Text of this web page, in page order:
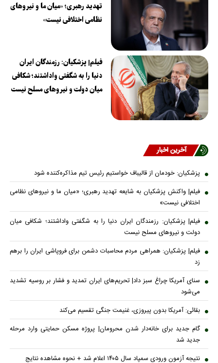
تهدید رهبری؛ «میان ما و نیروهای
نظامی اختلافی نیست»
فیلم| پزشکیان: رزمندگان ایران
دنیا را به شگفتی واداشتند؛ شکافی
میان دولت و نیروهای مسلح نیست
آخرین اخبار
پزشکیان: خودمان از قالیباف خواستیم رئیس تیم مذاکره‌کننده شود
فیلم| واکنش پزشکیان به شایعه تهدید رهبری؛ «میان ما و نیروهای نظامی
اختلافی نیست»
فیلم| پزشکیان: رزمندگان ایران دنیا را به شگفتی واداشتند؛ شکافی میان
دولت و نیروهای مسلح نیست
فیلم| پزشکیان: همراهی مردم محاسبات دشمن برای فروپاشی ایران را برهم
زد
سنای آمریکا چراغ سبز داد| تحریم‌های ایران تمدید و فشار بر روسیه تشدید
می‌شود
بقائی: آمریکا بدون پیروزی، غنیمت جنگی تقسیم می‌کند
گام جدید برای خانه‌دار شدن محرومان| پروژه مسکن حمایتی وارد مرحله
جدید شد
نتیجه آزمون ورودی سمپاد سال ۱۴۰۵ اعلام شد + نحوه مشاهده نتایج